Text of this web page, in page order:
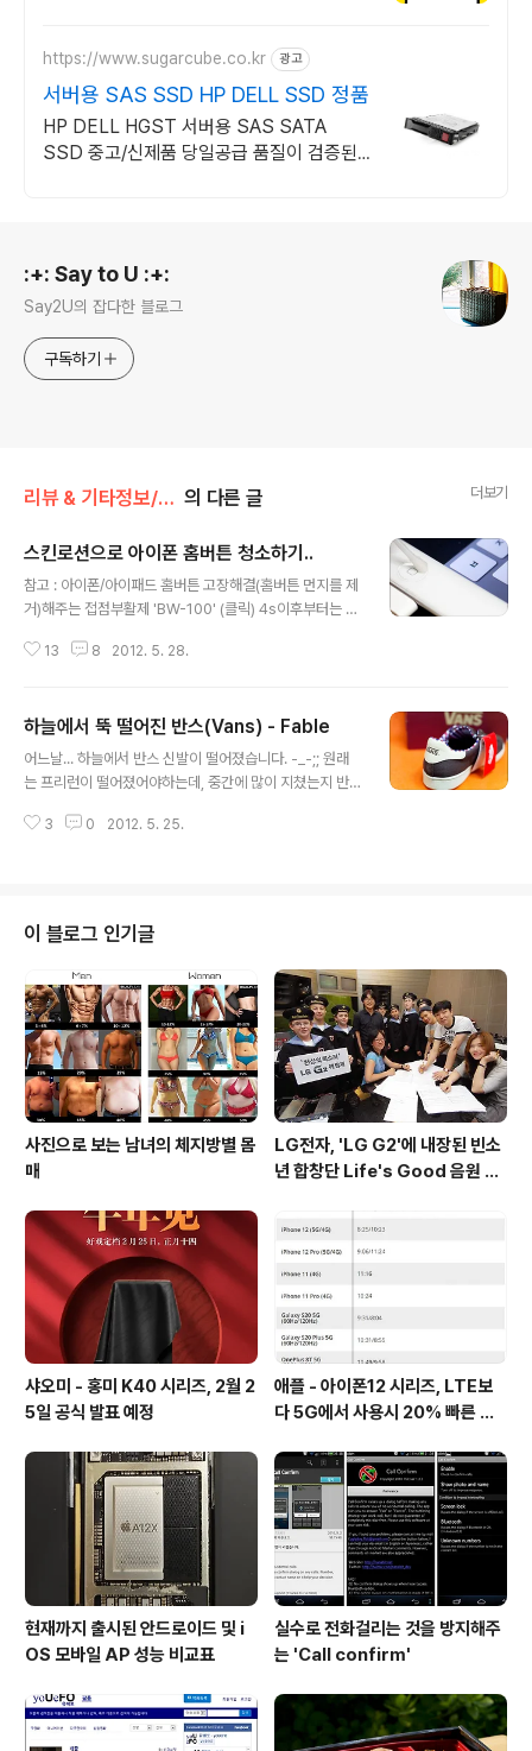
https://www.sugarcube.co.kr 광고
서버용 SAS SSD HP DELL SSD 정품
HP DELL HGST 서버용 SAS SATA
SSD 중고/신제품 당일공급 품질이 검증된
:+: Say to U :+:
Say2U의 잡다한 블로그
구독하기
리뷰 & 기타정보/리뷰 & 기타 정보 의 다른 글 더보기
스킨로션으로 아이폰 홈버튼 청소하기..
참고 : 아이폰/아이패드 홈버튼 고장해결(홈버튼 먼지를 제
거)해주는 접점부활제 'BW-100' (클릭) 4s이후부터는 홈
하게 쓰는데도 몇달에 한번씩 홈버튼이 잘 안눌리는 현상
출동했습니다. -_-;; 원래는 직장에서 쓰다 남은 알콜로 했
던 작업인데, 지금 알콜이 없어 휘발성을 가진 대체품을 찾
다보니 생각난게 스킨입니다. 방법은 아주 간단한데.. 1. 면
기내부로 들어가지 않게 꽉 눌러 흐르지 않을정도로 아주
13 8 2012. 5. 28.
하늘에서 뚝 떨어진 반스(Vans) - Fable
어느날... 하늘에서 반스 신발이 떨어졌습니다. -_-;; 원래
는 프리런이 떨어졌어야하는데, 중간에 많이 지쳤는지 반
파블이 생겨 간단한 리뷰를 합니다. 천연가죽 + 매쉬소재
로 인기가 없는 모델같아요. 바닥은 일반적인 캔버스화의
고무보다는 아주 눈꼽만큼 약간 부드럽긴한데, 요즘엔 워
낙 런닝화들이 많이 나오다보니 그런류와 비교하면 이건
완전 딱딱한 수준.. 그리고, 신발굽은 3Cm입니다. 그리고,
사이즈는 제가 나이키 듀얼퓨전, 뉴발 574등을 270 신는
데.. 이건 265를 신으..
3 0 2012. 5. 25.
이 블로그 인기글
사진으로 보는 남녀의 체지방별 몸
매
LG전자, 'LG G2'에 내장된 빈소
년 합창단 Life's Good 음원 공
샤오미 - 홍미 K40 시리즈, 2월 2
5일 공식 발표 예정
애플 - 아이폰12 시리즈, LTE보
다 5G에서 사용시 20% 빠른 배
현재까지 출시된 안드로이드 및 i
OS 모바일 AP 성능 비교표
실수로 전화걸리는 것을 방지해주
는 'Call confirm'